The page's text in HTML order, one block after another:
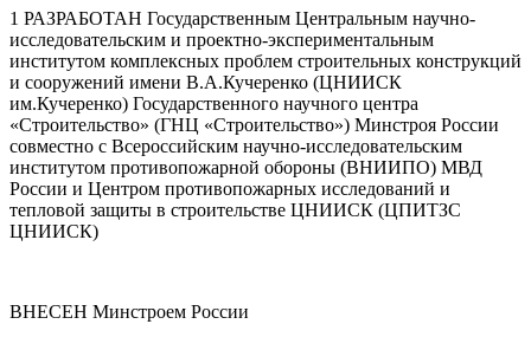
1 РАЗРАБОТАН Государственным Центральным научно-
исследовательским и проектно-экспериментальным
институтом комплексных проблем строительных конструкций
и сооружений имени В.А.Кучеренко (ЦНИИСК
им.Кучеренко) Государственного научного центра
«Строительство» (ГНЦ «Строительство») Минстроя России
совместно с Всероссийским научно-исследовательским
институтом противопожарной обороны (ВНИИПО) МВД
России и Центром противопожарных исследований и
тепловой защиты в строительстве ЦНИИСК (ЦПИТЗС
ЦНИИСК)
ВНЕСЕН Минстроем России